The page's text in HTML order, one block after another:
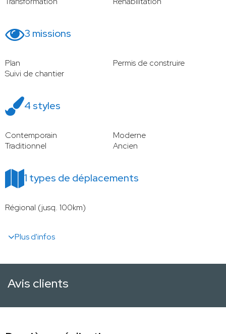
3 missions
Plan
Permis de construire
Suivi de chantier
4 styles
Contemporain
Moderne
Traditionnel
Ancien
1 types de déplacements
Régional (jusq. 100km)
Plus d'infos
Avis clients